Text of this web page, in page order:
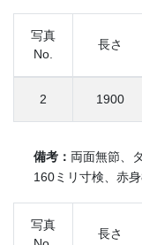
写真
No.
長さ
2 1900
備考： 両面無節、
160ミリ寸検、赤
写真
長さ